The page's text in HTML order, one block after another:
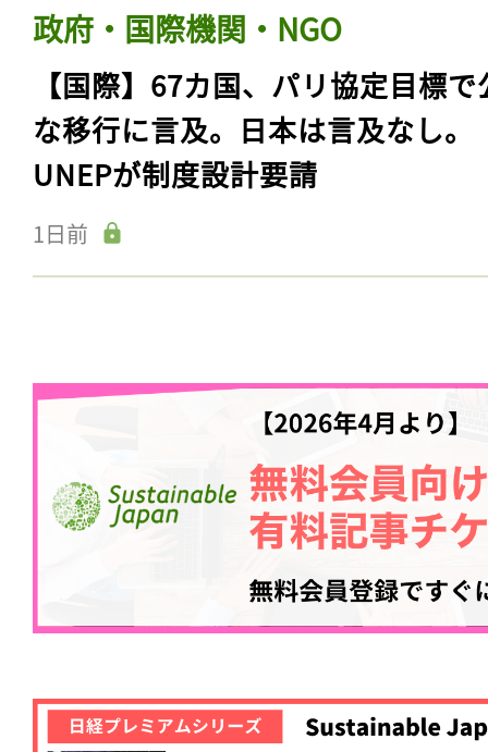
政府・国際機関・NGO
【国際】67カ国、パリ協定目標で
な移行に言及。日本は言及なし。
UNEPが制度設計要請
1日前